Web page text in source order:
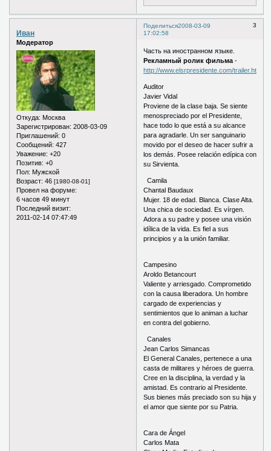
Поделиться 3
2008-03-09
17:02:58
Иван
Модератор
Откуда: Москва
Зарегистрирован: 2008-03-09
Приглашений: 0
Сообщений: 427
Уважение: +20
Позитив: +0
Пол: Мужской
Возраст: 46 [1980-08-01]
Провел на форуме:
6 часов 49 минут
Последний визит:
2011-02-14 07:47:49
Часть на иностранном языке.
Рекламный ролик фильма -
http://www.elsrpresidente.com/trailer.html
Auditor
Javier Vidal
Proviene de la clase baja. Se siente
menospreciado por el Presidente,
hace todo lo que está a su alcance
para agradarle. Un ser sanguinario
movido por el deseo de hacer sufrir a
los demás. Posee relación edípica con
su Sirvienta.
Camila
Chantal Baudaux
Mujer. 18 de edad. Blanca. Clase Alta.
Una chica de sociedad. Es vírgen.
Adora a su padre y posee una visión
idílica de la vida. Es fiel a sus
principios y a la unión familiar.
Campesino
Aroldo Betancourt
Valiente y arriesgado. Comprometido
con la causa liberadora. Un hombre
cargado de experiencias y
sentimientos que lo animan a luchar
en contra del gobierno.
Canales
Jean Carlos Simancas
El General Canales, pertenece a una
casta de militares y héroes de guerra.
Cree en la disciplina, la verdad y la
amistad. Es contrario al Presidente.
Sus bienes más preciado son su hija y
el amor que siente por su Patria.
Cara de Ángel
Carlos Mata